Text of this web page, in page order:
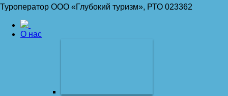
Туроператор ООО «Глубокий туризм», РТО 023362
О нас